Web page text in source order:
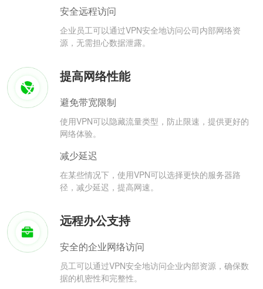
安全远程访问
企业员工可以通过VPN安全地访问公司内部网络资
源，无需担心数据泄露。
提高网络性能
避免带宽限制
使用VPN可以隐藏流量类型，防止限速，提供更好的
网络体验。
减少延迟
在某些情况下，使用VPN可以选择更快的服务器路
径，减少延迟，提高网速。
远程办公支持
安全的企业网络访问
员工可以通过VPN安全地访问企业内部资源，确保数
据的机密性和完整性。